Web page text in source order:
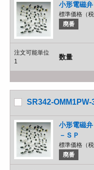
小形電磁
標準価格（税
廃番
注文可能単位
1
数量
SR342-OMM1PW-
小形電磁
－ＳＰ
標準価格（税
廃番